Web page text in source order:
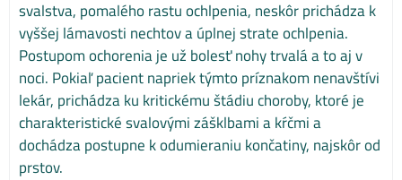
svalstva, pomalého rastu ochlpenia, neskôr prichádza k
vyššej lámavosti nechtov a úplnej strate ochlpenia.
Postupom ochorenia je už bolesť nohy trvalá a to aj v
noci. Pokiaľ pacient napriek týmto príznakom nenavštívi
lekár, prichádza ku kritickému štádiu choroby, ktoré je
charakteristické svalovými zášklbami a kŕčmi a
dochádza postupne k odumieraniu končatiny, najskôr od
prstov.